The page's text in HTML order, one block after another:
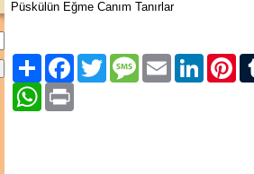
Püskülün Eğme Canım Tanırlar
Paylaş FacebookTwitter Message Email LinkedIn
WhatsApp